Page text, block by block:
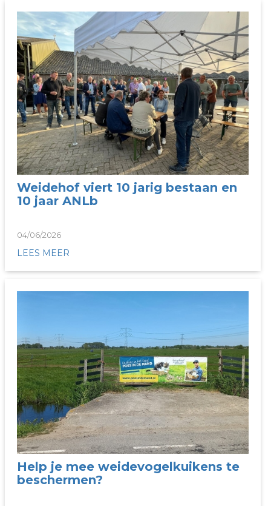
Weidehof viert 10 jarig bestaan en
10 jaar ANLb
04/06/2026
LEES MEER
Help je mee weidevogelkuikens te
beschermen?